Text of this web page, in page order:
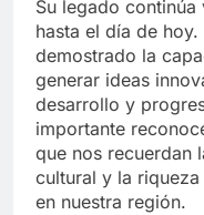
Su legado
hasta el día de
demostrado la
generar ideas
desarrollo y
importante
que nos recuerdan
cultural y la
en nuestra región.